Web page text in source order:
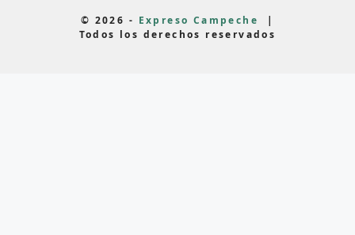
© 2026 - Expreso Campeche
|
Todos los derechos reservados